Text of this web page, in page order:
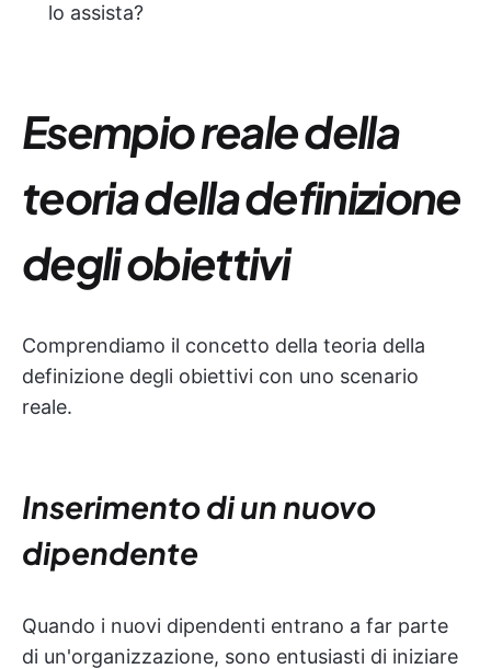
lo assista?
Esempio reale della
teoria della definizione
degli obiettivi
Comprendiamo il concetto della teoria della
definizione degli obiettivi con uno scenario
reale.
Inserimento di un nuovo
dipendente
Quando i nuovi dipendenti entrano a far parte
di un'organizzazione, sono entusiasti di iniziare